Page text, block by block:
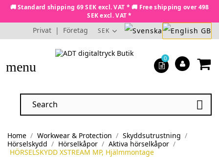
🚚 Standard shipping 69 SEK excl. VAT * 🚚 Free shipping over 498
SEK excl. VAT *
Privat | Företag SEK
menu

0
Home Workwear & Protection
Skyddsutrustning
Hörselskydd
Hörselkåpor
Aktiva hörselkåpor
HÖRSELSKYDD XSTREAM MP, Hjälmmontage